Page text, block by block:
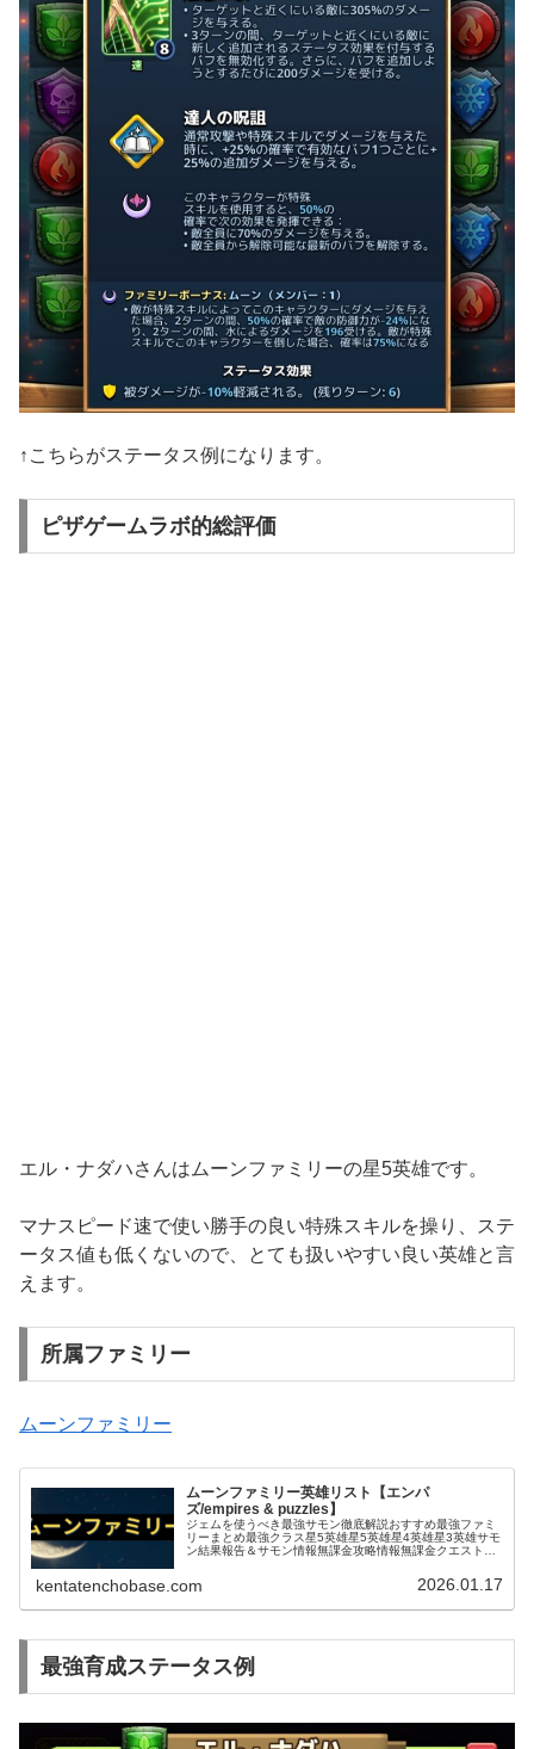
↑こちらがステータス例になります。
ピザゲームラボ的総評価
エル・ナダハさんはムーンファミリーの星5英雄です。
マナスピード速で使い勝手の良い特殊スキルを操り、ステ
ータス値も低くないので、とても扱いやすい良い英雄と言
えます。
所属ファミリー
ムーンファミリー
ムーンファミリー英雄リスト【エンパ
ズ/empires & puzzles】
ジェムを使うべき最強サモン徹底解説おすすめ最強ファミ
リーまとめ最強クラス星5英雄星5英雄星4英雄星3英雄サモ
ン結果報告＆サモン情報無課金攻略情報無課金クエスト攻
kentatenchobase.com 2026.01.17
最強育成ステータス例